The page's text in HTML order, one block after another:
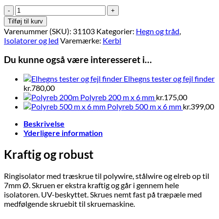
Isolator
skruer
300
stk.
med
skruebit
antal
Tilføj til kurv
Varenummer (SKU): 31103 Kategorier: Hegn og tråd,
Isolatorer og led Varemærke: Kerbl
Du kunne også være interesseret i…
Elhegns tester og fejl finder
kr.780,00
Polyreb 200 m x 6 mm kr.175,00
Polyreb 500 m x 6 mm kr.399,00
Beskrivelse
Yderligere information
Kraftig og robust
Ringisolator med træskrue til polywire, stålwire og elreb op til
7mm Ø. Skruen er ekstra kraftig og går i gennem hele
isolatoren. UV-beskyttet. Skrues nemt fast på træpæle med
medfølgende skruebit til skruemaskine.